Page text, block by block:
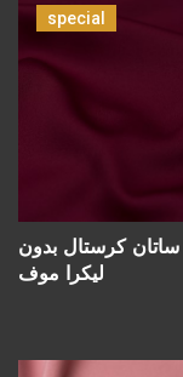
special
كرستال بدون
ليكرا موف